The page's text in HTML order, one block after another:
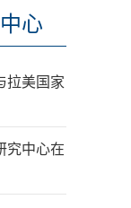
心
拉美国家
究中心在